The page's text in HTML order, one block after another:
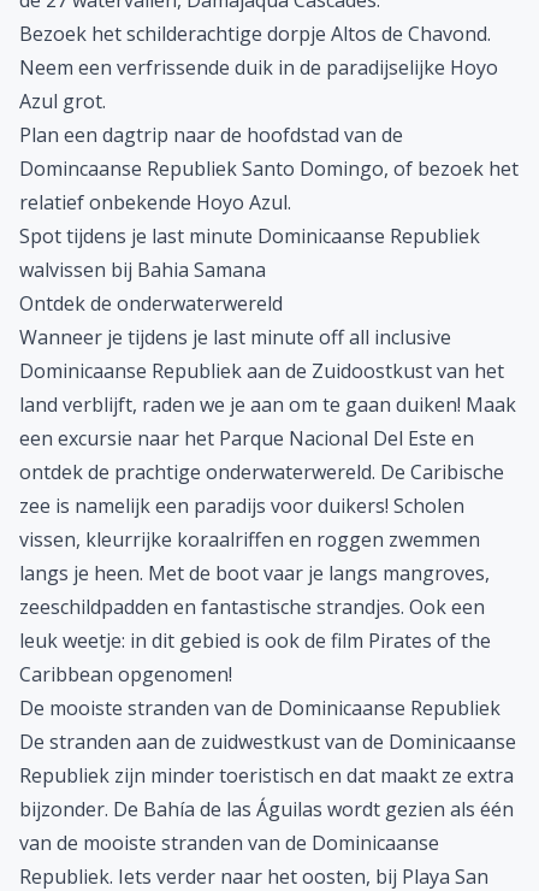
Bezoek het schilderachtige dorpje Altos de Chavond.
Neem een verfrissende duik in de paradijselijke Hoyo
Azul grot.
Plan een dagtrip naar de hoofdstad van de
Domincaanse RepubliekSanto Domingo, of bezoek het
relatief onbekende Hoyo Azul.
Spot tijdens je last minute Dominicaanse Republiek
walvissen bij Bahia Samana
Ontdek de onderwaterwereld
Wanneer je tijdens je last minute offall inclusive
Dominicaanse Republiekaan de Zuidoostkust van het
land verblijft, raden we je aan om te gaan duiken! Maak
een excursie naar het Parque Nacional Del Este en
ontdek de prachtige onderwaterwereld. De Caribische
zee is namelijk een paradijs voor duikers! Scholen
vissen, kleurrijke koraalriffen en roggen zwemmen
langs je heen. Met de boot vaar je langs mangroves,
zeeschildpadden en fantastische strandjes. Ook een
leuk weetje: in dit gebied is ook de film Pirates of the
Caribbean opgenomen!
De mooiste stranden van de Dominicaanse Republiek
De stranden aan de zuidwestkust van de Dominicaanse
Republiek zijn minder toeristisch en dat maakt ze extra
bijzonder. De Bahía de las Águilas wordt gezien als één
van de mooiste stranden van de Dominicaanse
Republiek. Iets verder naar het oosten, bij Playa San